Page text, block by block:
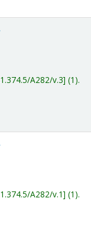
A282/v.3 (1).
A282/v.1 (1).